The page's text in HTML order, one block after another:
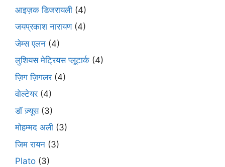
आइज़क डिजरायली (4)
जयप्रकाश नारायण(4)
जेम्स एलन (4)
लुशियस मेट्रियस प्लूटार्क (4)
ज़िग ज़िगलर(4)
वोल्टेयर(4)
डॉ ज़्यूस(3)
मोहम्मद अली (3)
जिम रायन (3)
Plato (3)